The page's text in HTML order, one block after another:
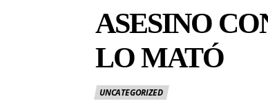
ASESINO
LO MATÓ
UNCATEGORIZED